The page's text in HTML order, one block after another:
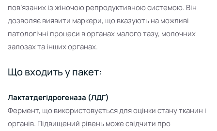
пов’язаних із жіночою репродуктивною системою. Він
дозволяє виявити маркери, що вказують на можливі
патологічні процеси в органах малого тазу, молочних
залозах та інших органах.
Що входить у пакет:
Лактатдегідрогеназа (ЛДГ)
Фермент, що використовується для оцінки стану тканин і
органів. Підвищений рівень може свідчити про